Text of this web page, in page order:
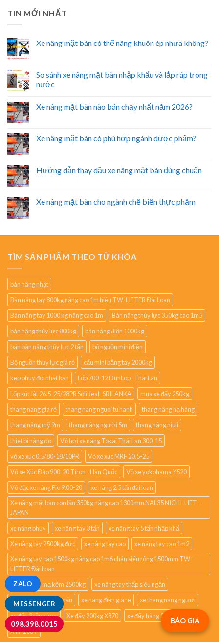
MESSENGER
ZALO
098.398.0015
TIN MỚI NHẤT
Xe nâng mặt bàn có thể nâng khuôn ép nhựa không?
So sánh xe nâng mặt bàn nhập khẩu và lắp ráp trong
nước
Xe nâng mặt bàn nào bán chạy nhất năm 2026?
Xe nâng mặt bàn có phù hợp ngành dược phẩm?
Hướng dẫn thay dầu xe nâng mặt bàn đúng chuẩn
Xe nâng mặt bàn cho ngành chế biến thực phẩm
TÌM SẢN PHẨM THEO TỪ KHÓA
bàn nâng nhật
Bàn nâng tay 800kg nâng cao 1m hiệu TW-LIFTER Đài Loan
Bàn nâng tay 1000 kg nâng cao 1m
Bàn nâng thủy lực 350kg cao 1m5
bàn nâng thủy lực 800kg
bàn nâng điện 1000kg
bán bàn nâng thủy lực 2 tấn
bộ nguồn mini điện
Bộ nguồn thủy lực giá rẻ
cẩu mini bằng tay 2000kg
kẹp phuy đôi nhật bản
Lốp 700-12 DunLop- Thái Lan
Lốp xúc lật 26.5-25/28PR Solideal- SRILANKA
mua xe đẩy 250kg
thang nang gia rẻ
thang nang nguoi tu hanh
thang nâng hạ hàng
thang nâng mỹ 9m
thang nâng người 5m
thang nâng niuli
thiet bi nâng do
Vỏ hơi xe nâng Tokai Thái Lan 300-15
vỏ xe xúc 0.5/80-18/10PR
Vỏ xe xúc MRF 20.5-25
Vỏ xe Xúc Đào 900-20 Tiron - Hàn Quốc
Vỏ xe yokohama Y520
Vỏ đặc xe nâng Pio 9.00-20
xe nâng 2.5 tấn đài loan
Xe nâng mặt bàn con lăn 350kg nâng cao 1300mm NAL35 NICHI-LIFT –
JAPAN
xe nâng phuy
xe nâng tay 3 tấn
xe nâng tay 5 tấn nhập khẩ
Xe nâng tay 2500kg đức
xe nâng tay cao
xe nâng tay cao 1m2
Xe nâng tay cao 1500kg nâng cao 1m6 chân siêu rộng 1500mm TW-
LIFTER Đài Loan
xe nâng tay mạ kẽm 2500kg
xe nâng tay thấp siêu ngắn
xe nâng ttay nhập khẩu
xe nâng điện giá rẻ
xe thang nâng người
xe đẩy 3 tầng inox
Xe đẩy 200kg X370
xe đẩy hàng 2 tầng
XTH200T
BÁO GIÁ